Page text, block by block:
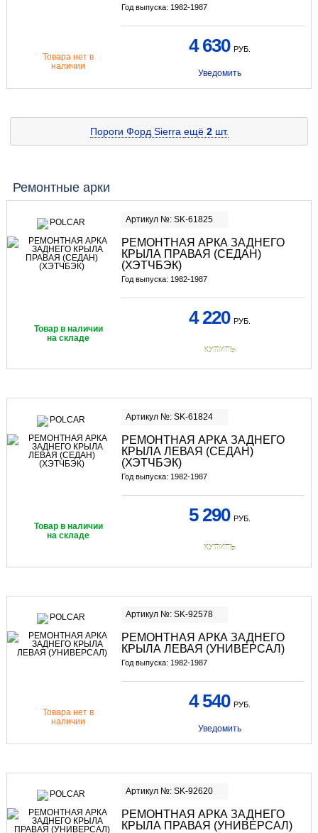
Год выпуска: 1982-1987
Товара нет в
наличии
4 630 РУБ.
Уведомить
Пороги Форд Sierra ещё 2шт.
Ремонтные арки
Артикул №: SK-61825
РЕМОНТНАЯ АРКА ЗАДНЕГО
КРЫЛА ПРАВАЯ (СЕДАН)
(ХЭТЧБЭК)
Год выпуска: 1982-1987
Товар в наличии
на складе
4 220 РУБ.
КУПИТЬ
Артикул №: SK-61824
РЕМОНТНАЯ АРКА ЗАДНЕГО
КРЫЛА ЛЕВАЯ (СЕДАН)
(ХЭТЧБЭК)
Год выпуска: 1982-1987
Товар в наличии
на складе
5 290 РУБ.
КУПИТЬ
Артикул №: SK-92578
РЕМОНТНАЯ АРКА ЗАДНЕГО
КРЫЛА ЛЕВАЯ (УНИВЕРСАЛ)
Год выпуска: 1982-1987
Товара нет в
наличии
4 540 РУБ.
Уведомить
Артикул №: SK-92620
РЕМОНТНАЯ АРКА ЗАДНЕГО
КРЫЛА ПРАВАЯ (УНИВЕРСАЛ)